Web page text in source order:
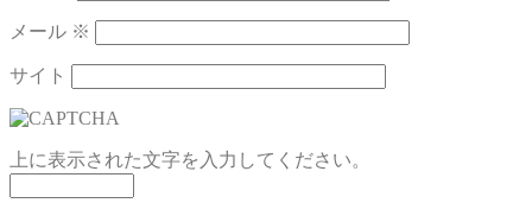
メール ※
サイト
上に表示された文字を入力してください。